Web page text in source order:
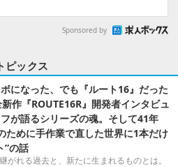
Sponsored by
ピックス
になった、でも『ルート16』だった
作『ROUTE16R』開発者インタビュ
が語るシリーズの魂。そして41年
ために手作業で直した世界に1本だけ
”の話
がれる過去と、新たに生まれるものとは。